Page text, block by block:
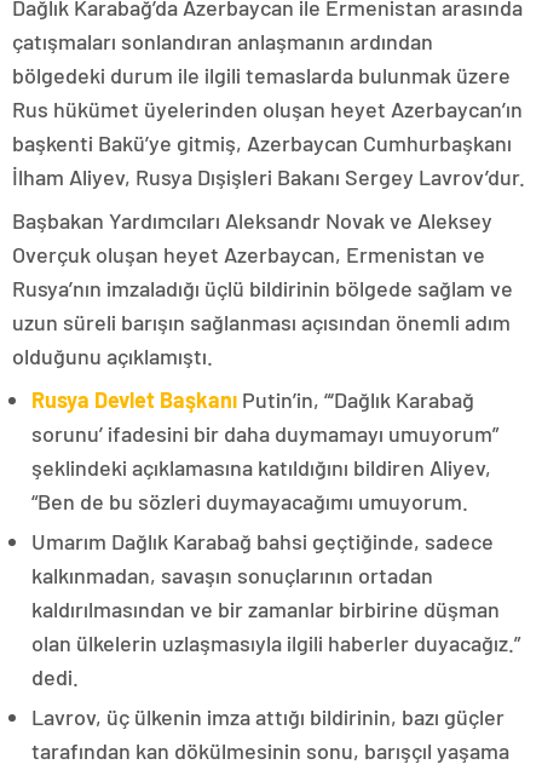
Dağlık Karabağ’da Azerbaycan ile Ermenistan arasında
çatışmaları sonlandıran anlaşmanın ardından
bölgedeki durum ile ilgili temaslarda bulunmak üzere
Rus hükümet üyelerinden oluşan heyet Azerbaycan’ın
başkenti Bakü’ye gitmiş, Azerbaycan Cumhurbaşkanı
İlham Aliyev, Rusya Dışişleri Bakanı Sergey Lavrov’dur.
Başbakan Yardımcıları Aleksandr Novak ve Aleksey
Overçuk oluşan heyet Azerbaycan, Ermenistan ve
Rusya’nın imzaladığı üçlü bildirinin bölgede sağlam ve
uzun süreli barışın sağlanması açısından önemli adım
olduğunu açıklamıştı.
Rusya Devlet Başkanı Putin’in, “‘Dağlık Karabağ
sorunu’ ifadesini bir daha duymamayı umuyorum”
şeklindeki açıklamasına katıldığını bildiren Aliyev,
“Ben de bu sözleri duymayacağımı umuyorum.
Umarım Dağlık Karabağ bahsi geçtiğinde, sadece
kalkınmadan, savaşın sonuçlarının ortadan
kaldırılmasından ve bir zamanlar birbirine düşman
olan ülkelerin uzlaşmasıyla ilgili haberler duyacağız.”
dedi.
Lavrov, üç ülkenin imza attığı bildirinin, bazı güçler
tarafından kan dökülmesinin sonu, barışçıl yaşama